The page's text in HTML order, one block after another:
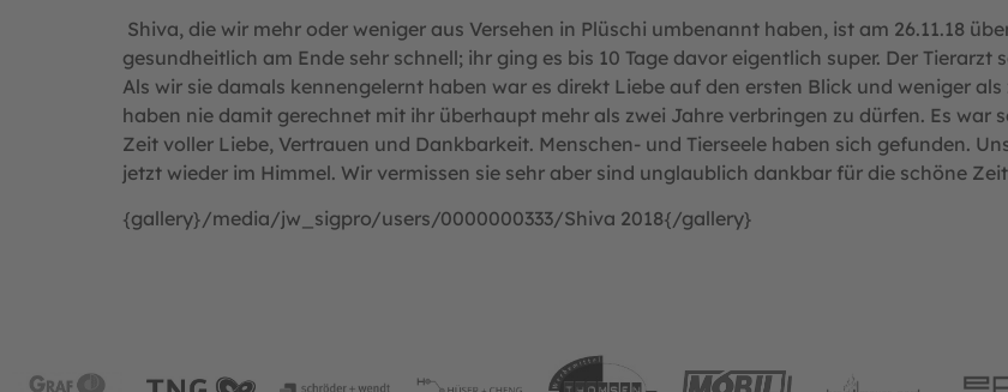
Shiva, die wir mehr oder weniger aus Versehen in Plüschi umbenannt haben, ist am 26.11.18
gesundheitlich am Ende sehr schnell; ihr ging es bis 10 Tage davor eigentlich super. Der
Als wir sie damals kennengelernt haben war es direkt Liebe auf den ersten Blick und weniger
haben nie damit gerechnet mit ihr überhaupt mehr als zwei Jahre verbringen zu dürfen. Es war
Zeit voller Liebe, Vertrauen und Dankbarkeit. Menschen- und Tierseele haben sich gefunden.
jetzt wieder im Himmel. Wir vermissen sie sehr aber sind unglaublich dankbar für die schöne
{gallery}/media/jw_sigpro/users/0000000333/Shiva 2018{/gallery}